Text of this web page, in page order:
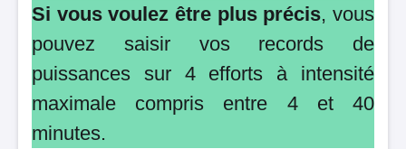
Si vous voulez être plus précis, vous
pouvez saisir vos records de
puissances sur 4 efforts à intensité
maximale compris entre 4 et 40
minutes.